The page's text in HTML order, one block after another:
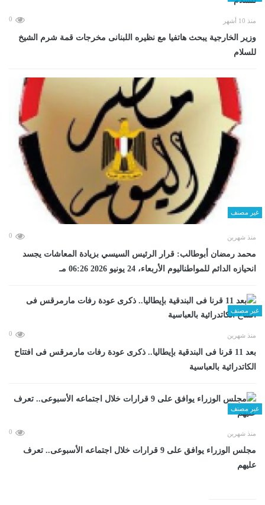
منذ 10 أشهر 0
وزير الخارجية يبحث هاتفيا مع نظيره اللبنانى مخرجات قمة شرم الشيخ
للسلام
غير مصنف
منذ شهرين 0
محمد رمضان أبوطالب: قرار الرئيس السيسي بزيادة المعاشات يجسد
انحيازه الدائم للمواطناليوم الأربعاء، 24 يونيو 2026 06:26 مـ
غير مصنف
منذ شهرين 0
بعد 11 قرنا فى البندقية بإيطاليا.. ذكرى عودة رفات مارمرقس فى افتتاح
الكاتدرائية بالعباسية
غير مصنف
منذ شهرين 0
مجلس الوزراء يوافق على 9 قرارات خلال اجتماعه الأسبوعى.. تعرف
عليهم